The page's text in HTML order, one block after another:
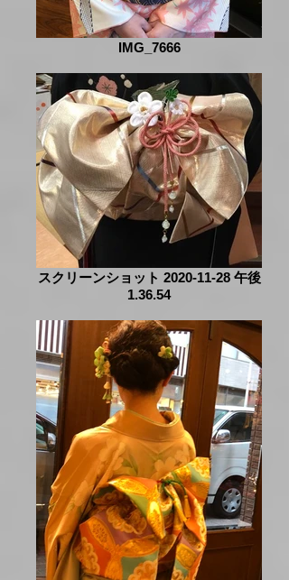
IMG_7666
スクリーンショット 2020-11-28 午後
1.36.54